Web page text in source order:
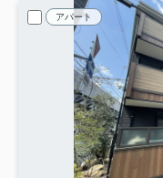
アパート